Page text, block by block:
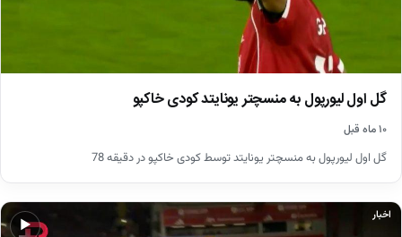
گل اول لیورپول به منسچتر یونایتد کودی خاکپو
۱۰ ماه قبل
گل اول لیورپول به منسچتر یونایتد توسط کودی خاکپو در دقیقه 78
▶
اخبار